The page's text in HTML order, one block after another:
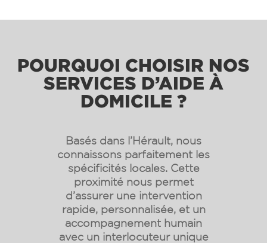
POURQUOI CHOISIR NOS
SERVICES D’AIDE À
DOMICILE ?
Basés dans l’Hérault, nous
connaissons parfaitement les
spécificités locales. Cette
proximité nous permet
d’assurer une intervention
rapide, personnalisée, et un
accompagnement humain
avec un interlocuteur unique